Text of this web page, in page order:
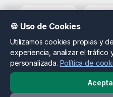
Sevilla
¿Eres propietario de
Destaca tu estación,
conductores que ya están
🍪 Uso de Cookies
Utilizamos cookies propias y
experiencia, analizar el tráfico
personalizada. Política de